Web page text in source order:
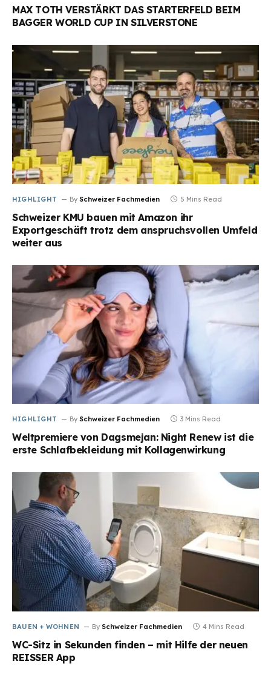
MAX TOTH VERSTÄRKT DAS STARTERFELD BEIM
BAGGER WORLD CUP IN SILVERSTONE
HIGHLIGHT By Schweizer Fachmedien 5 Mins Read
Schweizer KMU bauen mit Amazon ihr
Exportgeschäft trotz dem anspruchsvollen Umfeld
weiter aus
HIGHLIGHT By Schweizer Fachmedien 3 Mins Read
Weltpremiere von Dagsmejan: Night Renew ist die
erste Schlafbekleidung mit Kollagenwirkung
BAUEN + WOHNEN By Schweizer Fachmedien 4 Mins Read
WC-Sitz in Sekunden finden – mit Hilfe der neuen
REISSER App